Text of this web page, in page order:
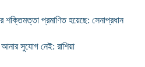
শক্তিমত্তা প্রমাণিত হয়েছে: সেনাপ্রধান
সুযোগ নেই: রাশিয়া